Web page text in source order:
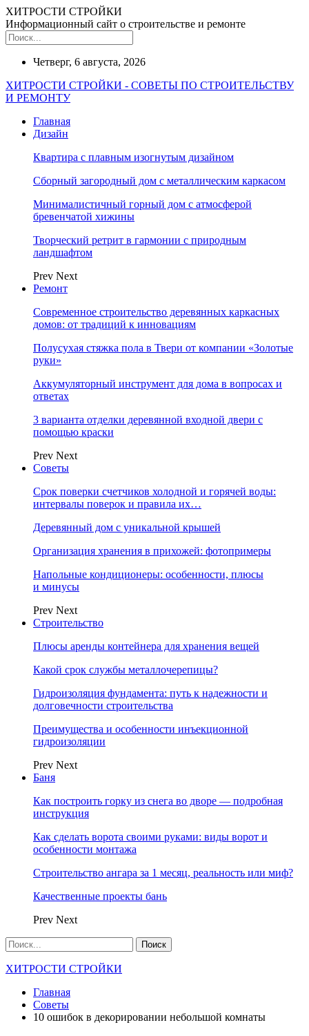
ХИТРОСТИ СТРОЙКИ
Информационный сайт о строительстве и ремонте
Четверг, 6 августа, 2026
ХИТРОСТИ СТРОЙКИ - СОВЕТЫ ПО СТРОИТЕЛЬСТВУ
И РЕМОНТУ
Главная
Дизайн
Квартира с плавным изогнутым дизайном
Сборный загородный дом с металлическим каркасом
Минималистичный горный дом с атмосферой
бревенчатой хижины
Творческий ретрит в гармонии с природным
ландшафтом
Prev Next
Ремонт
Современное строительство деревянных каркасных
домов: от традиций к инновациям
Полусухая стяжка пола в Твери от компании «Золотые
руки»
Аккумуляторный инструмент для дома в вопросах и
ответах
3 варианта отделки деревянной входной двери с
помощью краски
Prev Next
Советы
Срок поверки счетчиков холодной и горячей воды:
интервалы поверок и правила их…
Деревянный дом с уникальной крышей
Организация хранения в прихожей: фотопримеры
Напольные кондиционеры: особенности, плюсы
и минусы
Prev Next
Строительство
Плюсы аренды контейнера для хранения вещей
Какой срок службы металлочерепицы?
Гидроизоляция фундамента: путь к надежности и
долговечности строительства
Преимущества и особенности инъекционной
гидроизоляции
Prev Next
Баня
Как построить горку из снега во дворе — подробная
инструкция
Как сделать ворота своими руками: виды ворот и
особенности монтажа
Строительство ангара за 1 месяц, реальность или миф?
Качественные проекты бань
Prev Next
ХИТРОСТИ СТРОЙКИ
Главная
Советы
10 ошибок в декорировании небольшой комнаты